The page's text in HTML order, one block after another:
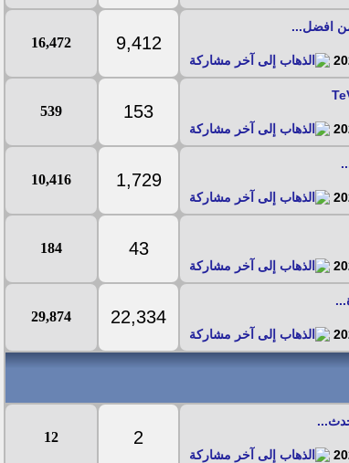
افضل...
9,412
16,472
153
539
1,729
10,416
43
184
22,334
29,874
2
12